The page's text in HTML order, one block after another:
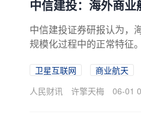
中信建投：海外商
中信建投证券研报认为，
规模化过程中的正常特征
卫星互联网 商业航天
人民财讯
许擎天梅 06-01